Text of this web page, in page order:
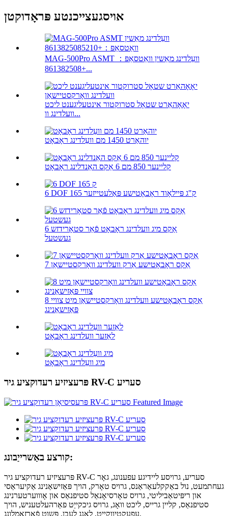
אויסגעצייכנטע פּראָדוקטן
MAG-500Pro ASMT וועַלדינג מאַשין וואַטסאַפּ：
+861382508...
יאָאָהאַרט שטאָל סטרוקטור אינטעליגענט ליכט
וועלדינג וו...
יוהאַרט 1450 מם וועַלדינג ראָבאָט
קליינער 850 מם 6 אַקס האַנדלינג ראָבאָט
6 DOF 165 ק"ג פּיילאָוד ראָבאָטישע פּאַלעטייזער
6 אַקס מיג וועלדינג ראָבאָט פֿאַר סטאָרידזש
געשטעל
7 אַקס ראָבאָטישע אַרק וועלדינג וואָרקסטיישאַן
8 אַקס ראָבאָטישע וועלדינג וואָרקסטיישאַן מיט צוויי
פּאַזישאַנינג
לאַזער וועַלדינג ראָבאָט
מיג וועַלדינג ראָבאָט
פּרעציזיע רעדוקציע גיר RV-C סעריע
קורצע באַשרייַבונג:
פּרעציזיע רעדוקציע גיר RV-C סעריע, גרויסע ליידיגע עפענונג, גאָר
געחתמעט, נול באַקקלעאַראַנס, גרויס טאָרק, הויך פּאַזישאַנינג אַקיעראַסי
און ריפּיטאַביליטי, גרויס טאָרסיאָנאַל סטיפנאַס און אָוווערטערנינג
סטיפנאַס, קליין גרייס, ליכט וואָג, גרויס גיכקייַט פאַרהעלטעניש, הויך
עפעקטיווקייַט, לאַנג לעבן, פּשוט פֿאַרזאַמלונג.